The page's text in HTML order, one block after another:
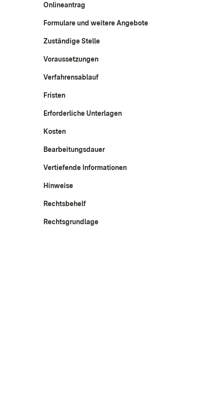
Onlineantrag
Formulare und weitere Angebote
Zuständige Stelle
Voraussetzungen
Verfahrensablauf
Fristen
Erforderliche Unterlagen
Kosten
Bearbeitungsdauer
Vertiefende Informationen
Hinweise
Rechtsbehelf
Rechtsgrundlage